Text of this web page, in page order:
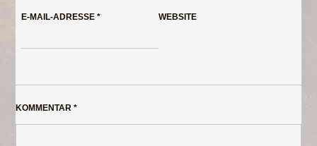
E-MAIL-ADRESSE* WEBSITE
KOMMENTAR*